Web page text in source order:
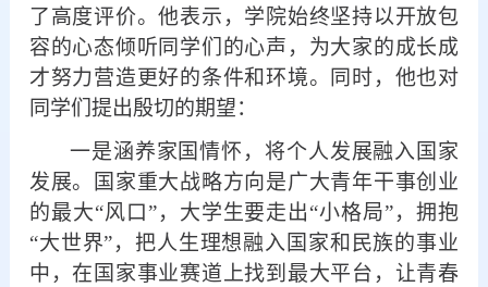
了高度评价。他表示，学院始终坚持以开放包
容的心态倾听同学们的心声，为大家的成长成
才努力营造更好的条件和环境。同时，他也对
同学们提出殷切的期望：
一是涵养家国情怀， 将个人发展融入国家
发展。
国家重大战略方向是广大青年干事创业
的最大“风口”， 大学生要走出“小格局”，拥抱
“大世界”，把人生理想融入国家和民族的事业
中，在国家事业赛道上找到最大平台，让青春